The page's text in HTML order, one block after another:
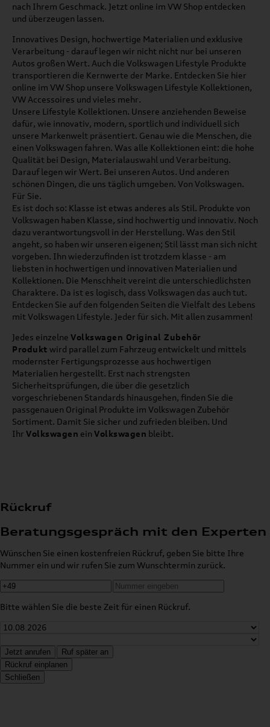
nach Ihrem Geschmack. Jetzt online im VW Shop entdecken
und überzeugen lassen.
Innovatives Design, hochwertige Materialien und exklusive
Verarbeitung - darauf legen wir nicht nicht nur bei unseren
Autos großen Wert. Auch die Volkswagen Lifestyle Produkte
transportieren die Kernwerte der Marke. Entdecken Sie hier
online im VW Shop unsere Volkswagen Lifestyle Kollektionen,
VW Accessoires und vieles mehr.
Unsere Lifestyle Kollektionen. Unsere anziehenden Beweise
dafür, wie innovativ, modern, sportlich und individuell sich
unsere Markenwelt präsentiert. Genau wie die Menschen, die
einen Volkswagen fahren. Was alle Kollektionen eint: die hohe
Qualität bei Design, Materialauswahl und Verarbeitung.
Darauf legen wir Wert. Bei unseren Autos. Und anderen
schönen Dingen, die uns täglich umgeben. Von Volkswagen.
Für Sie.
Es ist doch so: Klasse ist etwas anderes als Stil. Produkte von
Volkswagen haben Klasse, sind hochwertig und innovativ. Noch
dazu verantwortungsvoll in der Herstellung. Was den Stil
angeht, so haben wir unseren eigenen; Stil lässt man sich nicht
vorgeben. Ihn wiederzufinden ist trotzdem klasse - am
liebsten in hochwertigen und innovativen Materialien und
Kollektionen. Die Menschheit vereint die unterschiedlichsten
Charaktere. Da ist es logisch, dass Volkswagen das auch tut.
Entdecken Sie auf den folgenden Seiten die Vielfalt des Lebens
mit Volkswagen Lifestyle. Jeder für sich. Mit allen zusammen!
Jedes einzelne Volkswagen Original Zubehör
Produkt wird parallel zum Fahrzeug entwickelt und mittels
modernster Fertigungsprozesse aus hochwertigen
Materialien hergestellt. Erst nach strengsten
Sicherheitsprüfungen, die über die gesetzlich
vorgeschriebenen Standards hinausgehen, finden Sie die
passgenauen Original Produkte im Volkswagen Zubehör
Sortiment. Damit Sie sicher und zufrieden bleiben. Und
Ihr Volkswagen ein Volkswagen bleibt.
Rückruf
Beratungsgespräch mit den Experten
Wünschen Sie einen kostenfreien Rückruf, geben Sie bitte Ihre
Nummer ein und wir rufen Sie zum Wunschtermin zurück.
Bitte wählen Sie die beste Zeit für einen Rückruf.
Jetzt anrufen
Ruf später an
Rückruf einplanen
Schließen